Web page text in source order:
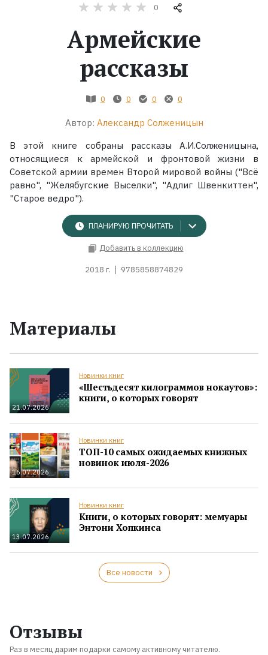
Коллекции
0
Армейские
рассказы
0 0 0 0
Автор: Александр Солженицын
В этой книге собраны рассказы А.И.Солженицына,
относящиеся к армейской и фронтовой жизни в
Советской армии времен Второй мировой войны ("Всё
равно", "Желябугские Выселки", "Адлиг Швенкиттен",
"Старое ведро").
ПЛАНИРУЮ ПРОЧИТАТЬ
Добавить в коллекцию
2018 г. 9785858874829
Материалы
21.07.2026
Новинки книг
«Шестьдесят килограммов нокаутов»:
книги, о которых говорят
16.07.2026
Новинки книг
ТОП-10 самых ожидаемых книжных
новинок июля-2026
13.07.2026
Новинки книг
Книги, о которых говорят: мемуары
Энтони Хопкинса
Все новости
Отзывы
Раз в месяц дарим подарки самому активному читателю.